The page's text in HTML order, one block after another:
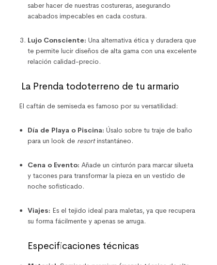
saber hacer de nuestras costureras, asegurando
acabados impecables en cada costura.
Lujo Consciente: Una alternativa ética y duradera que
te permite lucir diseños de alta gama con una excelente
relación calidad-precio.
La Prenda todoterreno de tu armario
El caftán de semiseda es famoso por su versatilidad:
Día de Playa o Piscina: Úsalo sobre tu traje de baño
para un look de resortinstantáneo.
Cena o Evento: Añade un cinturón para marcar silueta
y tacones para transformar la pieza en un vestido de
noche sofisticado.
Viajes: Es el tejido ideal para maletas, ya que recupera
su forma fácilmente y apenas se arruga.
Especificaciones técnicas